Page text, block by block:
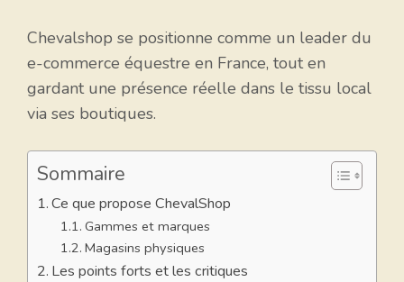
Chevalshop se positionne comme un leader du
e-commerce équestre en France, tout en
gardant une présence réelle dans le tissu local
via ses boutiques.
Sommaire
Ce que propose ChevalShop
Gammes et marques
Magasins physiques
Les points forts et les critiques